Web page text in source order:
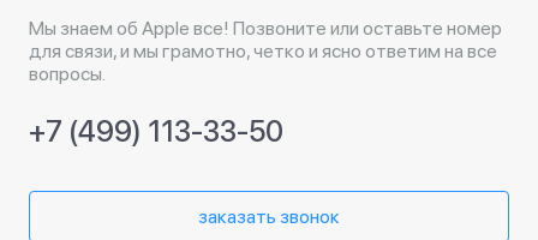
Мы знаем об Apple все! Позвоните или оставьте номер
для связи, и мы грамотно, четко и ясно ответим на все
вопросы.
+7 (499) 113-33-50
заказать звонок